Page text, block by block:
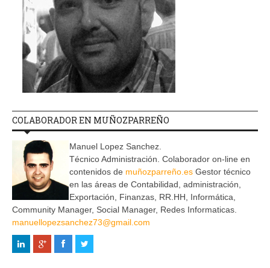
COLABORADOR EN MUÑOZPARREÑO
Manuel Lopez Sanchez.
Técnico Administración. Colaborador on-line en
contenidos de muñozparreño.es Gestor técnico
en las áreas de Contabilidad, administración,
Exportación, Finanzas, RR.HH, Informática,
Community Manager, Social Manager, Redes Informaticas.
manuellopezsanchez73@gmail.com